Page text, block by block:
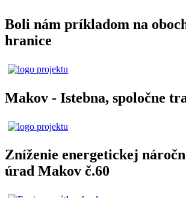
Boli nám príkladom na
hranice
Makov - Istebna, spoločne
Zníženie energetickej
úrad Makov č.60